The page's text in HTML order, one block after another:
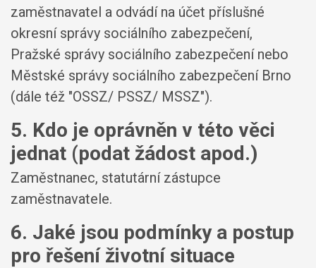
zaměstnavatel a odvádí na účet příslušné
okresní správy sociálního zabezpečení,
Pražské správy sociálního zabezpečení nebo
Městské správy sociálního zabezpečení Brno
(dále též "OSSZ/ PSSZ/ MSSZ").
5. Kdo je oprávněn v této věci
jednat (podat žádost apod.)
Zaměstnanec, statutární zástupce
zaměstnavatele.
6. Jaké jsou podmínky a postup
pro řešení životní situace